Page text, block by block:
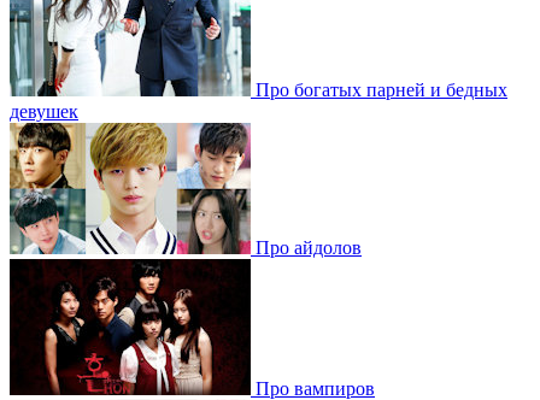
Про богатых парней и бедных
девушек
Про айдолов
Про вампиров